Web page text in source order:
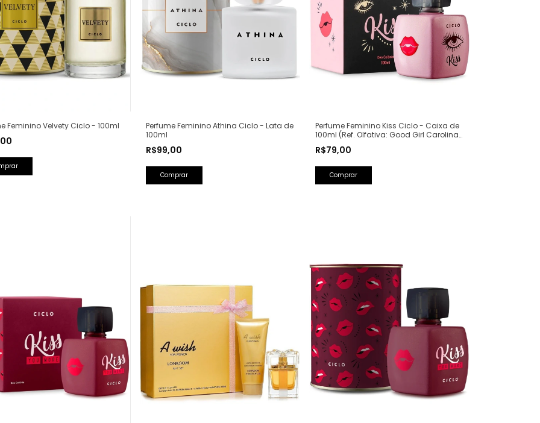
Feminino Velvety Ciclo - 100ml
Perfume Feminino Athina Ciclo - Lata de
100ml
R$99,00
Perfume Feminino Kiss Ciclo - Caixa de
100ml (Ref. Olfativa: Good Girl Carolina
R$79,00